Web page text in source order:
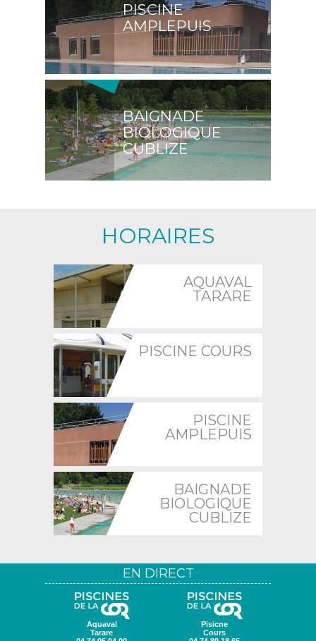
PISCINE
AMPLEPUIS
BAIGNADE
BIOLOGIQUE
CUBLIZE
HORAIRES
AQUAVAL
TARARE
PISCINE COURS
PISCINE
AMPLEPUIS
BAIGNADE
BIOLOGIQUE
CUBLIZE
EN DIRECT
Aquaval
Tarare
Pisicne
Cours